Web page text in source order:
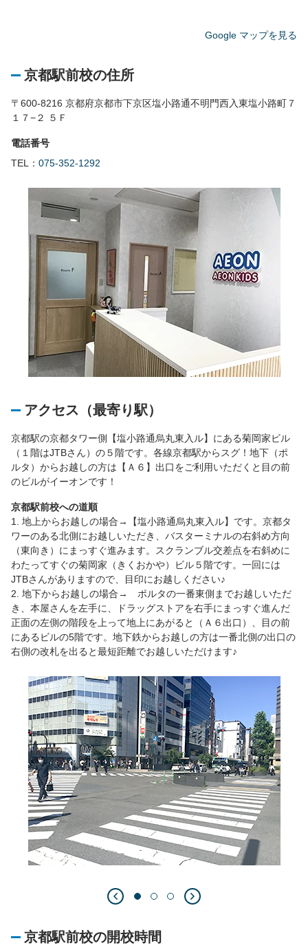
Google マップを見る
京都駅前校の住所
〒600-8216 京都府京都市下京区塩小路通不明門西入東塩小路町７
１７−２ ５Ｆ
電話番号
TEL： 075-352-1292
アクセス（最寄り駅）
京都駅の京都タワー側【塩小路通烏丸東入ル】にある菊岡家ビル
（１階はJTBさん）の５階です。各線京都駅からスグ！地下（ポ
ルタ）からお越しの方は【Ａ６】出口をご利用いただくと目の前
のビルがイーオンです！
京都駅前校への道順
1. 地上からお越しの場合→【塩小路通烏丸東入ル】です。京都タ
ワーのある北側にお越しいただき、バスターミナルの右斜め方向
（東向き）にまっすぐ進みます。スクランブル交差点を右斜めに
わたってすぐの菊岡家（きくおかや）ビル５階です。一回には
JTBさんがありますので、目印にお越しください♪
2. 地下からお越しの場合→ ポルタの一番東側までお越しいただ
き、本屋さんを左手に、ドラッグストアを右手にまっすぐ進んだ
正面の左側の階段を上って地上にあがると（Ａ６出口）、目の前
にあるビルの5階です。地下鉄からお越しの方は一番北側の出口の
右側の改札を出ると最短距離でお越しいただけます♪
京都駅前校の開校時間